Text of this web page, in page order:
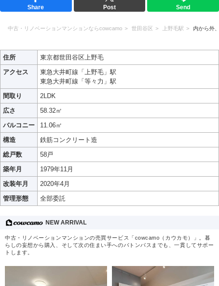
Share Post Send
中古・リノベーションマンションならcowcamo 世田谷区 上野毛駅 内から外
住所
東京都世田谷区上野毛
アクセス
東急大井町線「上野毛」駅
東急大井町線「等々力」駅
間取り
2LDK
広さ
58.32㎡
バルコニー
11.06㎡
構造
鉄筋コンクリート造
総戸数
58戸
築年月
1979年11月
改装年月
2020年4月
管理形態
全部委託
NEW ARRIVAL
中古・リノベーションマンションの売買サービス「cowcamo（カウカモ）」。暮
らしの妄想から購入、そして次の住まい手へのバトンパスまでも、一貫してサポー
トします。